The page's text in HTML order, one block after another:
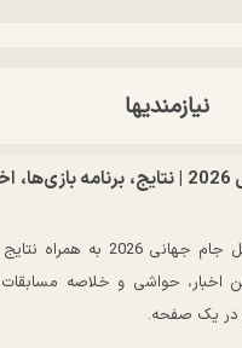
نیازمندیها
جدول جام جهانی 2026 | نتایج، برنامه
مشاهده جدول کامل جام جهانی 2026 به
اخبار، حواشی و خلاصه
در یک صفحه.